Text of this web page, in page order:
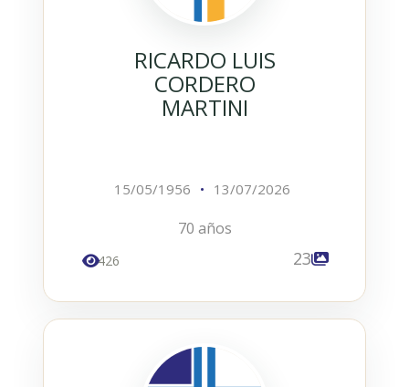
RICARDO LUIS
CORDERO
MARTINI
15/05/1956 • 13/07/2026
70 años
426 23